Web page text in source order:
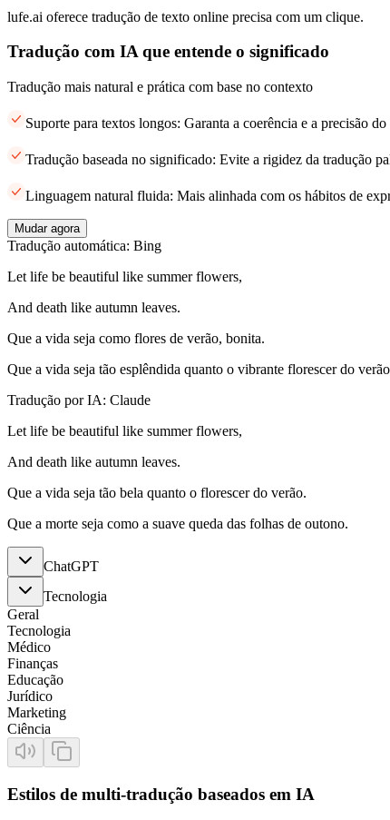
lufe.ai oferece tradução de texto online precisa com um clique.
Tradução com IA que entende o significado
Tradução mais natural e prática com base no contexto
Suporte para textos longos: Garanta a coerência e a precisão
Tradução baseada no significado: Evite a rigidez da tradução
Linguagem natural fluida: Mais alinhada com os hábitos de
Mudar agora
Tradução automática: Bing
Let life be beautiful like summer flowers,
And death like autumn leaves.
Que a vida seja como flores de verão, bonita.
Que a vida seja tão esplêndida quanto o vibrante florescer do
Tradução por IA: Claude
Let life be beautiful like summer flowers,
And death like autumn leaves.
Que a vida seja tão bela quanto o florescer do verão.
Que a morte seja como a suave queda das folhas de outono.
ChatGPT
Tecnologia
Geral
Tecnologia
Médico
Finanças
Educação
Jurídico
Marketing
Ciência
Estilos de multi-tradução baseados em IA